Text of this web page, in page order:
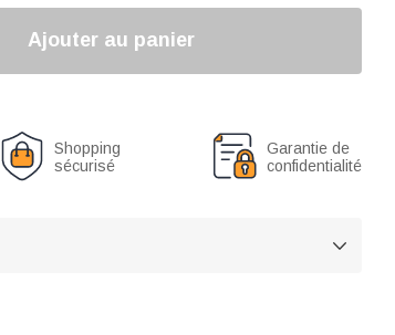
Ajouter au panier
Shopping
sécurisé
Garantie de
confidentialité
